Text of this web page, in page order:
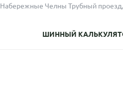
Набережные Челны Трубный
ШИННЫЙ